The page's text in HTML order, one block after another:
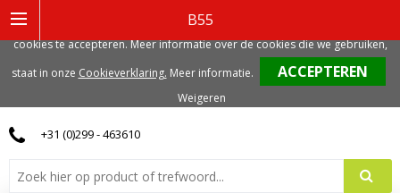
B55
0
+31 (0)299 - 463610
gerelateerde cookies. Voor de beste gebruikerservaring, adviseren we deze
cookies te accepteren. Meer informatie over de cookies die we gebruiken,
staat in onze Cookieverklaring. Meer informatie.
Weigeren